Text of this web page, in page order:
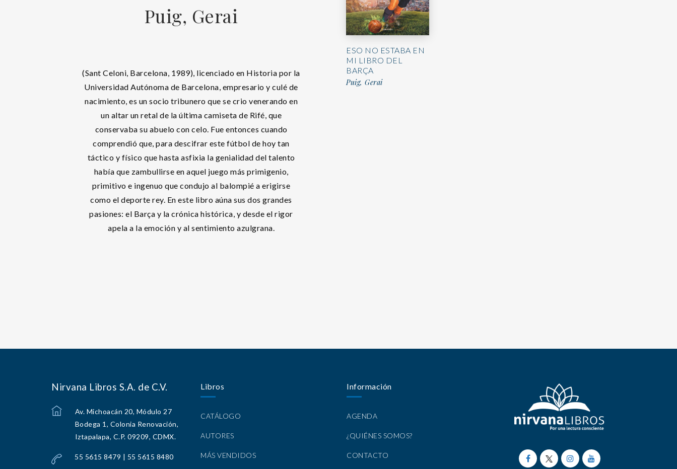
Puig, Gerai
(Sant Celoni, Barcelona, 1989), licenciado en Historia por la
Universidad Autónoma de Barcelona, empresario y culé de
nacimiento, es un socio tribunero que se crio venerando en
un altar un retal de la última camiseta de Rifé, que
conservaba su abuelo con celo. Fue entonces cuando
comprendió que, para descifrar este fútbol de hoy tan
táctico y físico que hasta asfixia la genialidad del talento
había que zambullirse en aquel juego más primigenio,
primitivo e ingenuo que condujo al balompié a erigirse
como el deporte rey. En este libro aúna sus dos grandes
pasiones: el Barça y la crónica histórica, y desde el rigor
apela a la emoción y al sentimiento azulgrana.
ESO NO ESTABA EN
MI LIBRO DEL
BARÇA
Puig, Gerai
Nirvana Libros S.A. de C.V.
Av. Michoacán 20, Módulo 27
Bodega 1, Colonia Renovación,
Iztapalapa, C.P. 09209, CDMX.
55 5615 8479 | 55 5615 8480
Libros
CATÁLOGO
AUTORES
MÁS VENDIDOS
Información
AGENDA
¿QUIÉNES SOMOS?
CONTACTO